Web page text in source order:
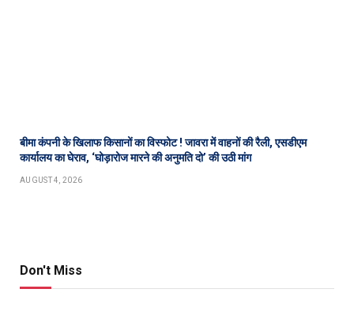
बीमा कंपनी के खिलाफ किसानों का विस्फोट ! जावरा में वाहनों की रैली, एसडीएम
कार्यालय का घेराव, ‘घोड़ारोज मारने की अनुमति दो’ की उठी मांग
AUGUST 4, 2026
Don't Miss